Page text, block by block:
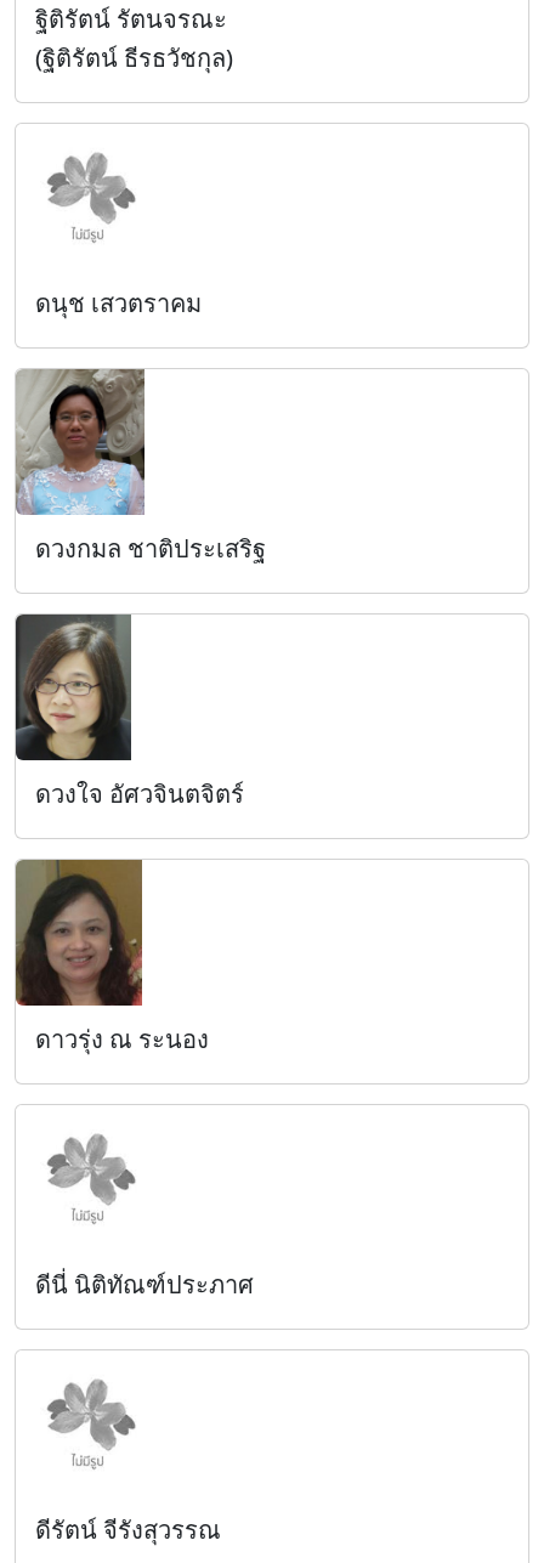
ฐิติรัตน์ รัตนจรณะ
(ฐิติรัตน์ ธีรธวัชกุล)
ดนุช เสวตราคม
ดวงกมล ชาติประเสริฐ
ดวงใจ อัศวจินตจิตร์
ดาวรุ่ง ณ ระนอง
ดีนี่ นิติทัณฑ์ประภาศ
ดีรัตน์ จีรังสุวรรณ